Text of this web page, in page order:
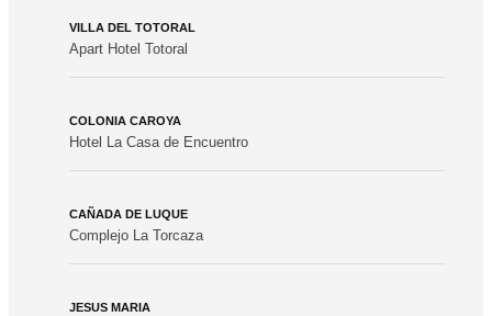
VILLA DEL TOTORAL
Apart Hotel Totoral
COLONIA CAROYA
Hotel La Casa de Encuentro
CAÑADA DE LUQUE
Complejo La Torcaza
JESUS MARIA